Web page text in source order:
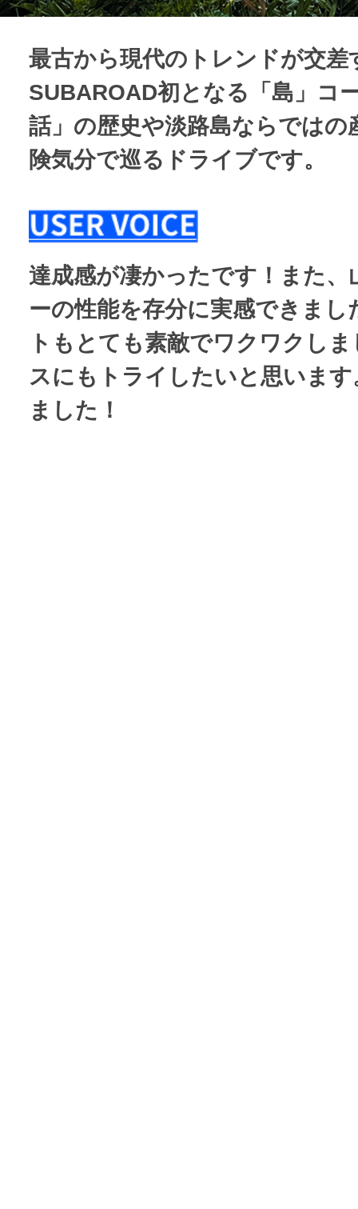
最古から現代のトレンドが交差
SUBAROAD初となる「島」コ
話」の歴史や淡路島ならではの
険気分で巡るドライブです。
達成感が凄かったです！また
ーの性能を存分に実感できま
トもとても素敵でワクワクし
スにもトライしたいと思いま
ました！